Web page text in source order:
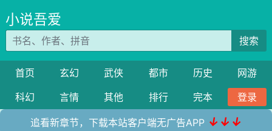
小说吾爱
搜索
首页 玄幻 武侠 都市 历史
网游
科幻
言情 其他 排行 完本 登录
追看新章节，下载本站客户端无广告APP ↓↓↓